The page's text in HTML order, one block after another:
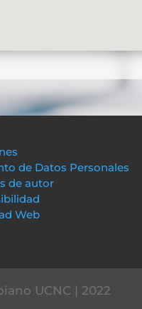
de Datos Personales
de autor
Web
UCNC | 2022